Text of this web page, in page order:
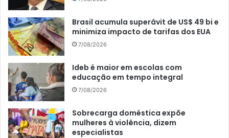
Brasil acumula superávit de US$ 49 bi e
minimiza impacto de tarifas dos EUA
7/08/2026
Ideb é maior em escolas com
educação em tempo integral
7/08/2026
Sobrecarga doméstica expõe
mulheres à violência, dizem
especialistas